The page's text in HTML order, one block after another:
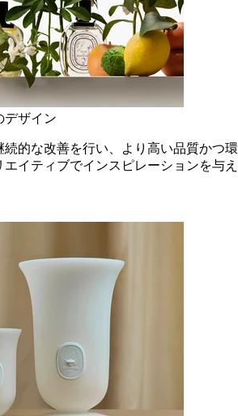
デザイン
的な改善を行い、より高い品質かつ環
イティブでインスピレーションを与え